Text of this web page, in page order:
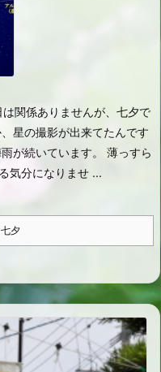
関係ありませんが、七夕で
星の撮影が出来てたんです
が続いています。 薄っすら
気分になりませ ...
七夕